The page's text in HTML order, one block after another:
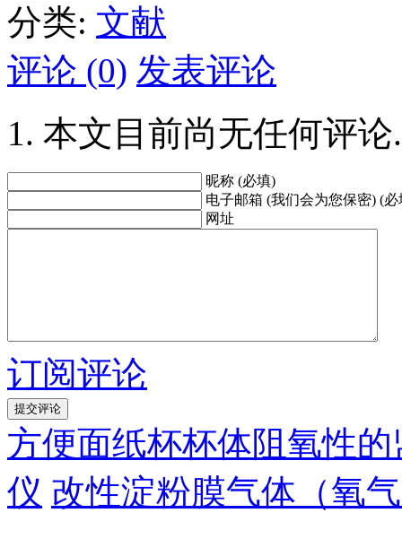
分类: 文献
评论 (0) 发表评论
本文目前尚无任何评论.
昵称 (必填)
电子邮箱 (我们会为您保密) (必
网址
订阅评论
方便面纸杯杯体阻氧性
仪 改性淀粉膜气体（氧